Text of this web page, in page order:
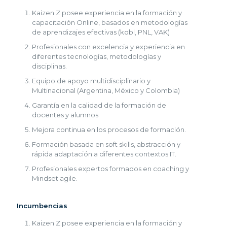
Kaizen Z posee experiencia en la formación y
capacitación Online, basados en metodologías
de aprendizajes efectivas (kobl, PNL, VAK)
Profesionales con excelencia y experiencia en
diferentes tecnologías, metodologías y
disciplinas.
Equipo de apoyo multidisciplinario y
Multinacional (Argentina, México y Colombia)
Garantía en la calidad de la formación de
docentes y alumnos
Mejora continua en los procesos de formación.
Formación basada en soft skills, abstracción y
rápida adaptación a diferentes contextos IT.
Profesionales expertos formados en coaching y
Mindset agile.
Incumbencias
Kaizen Z posee experiencia en la formación y